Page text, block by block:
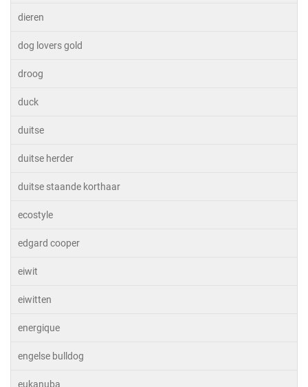
dieren
dog lovers gold
droog
duck
duitse
duitse herder
duitse staande korthaar
ecostyle
edgard cooper
eiwit
eiwitten
energique
engelse bulldog
eukanuba